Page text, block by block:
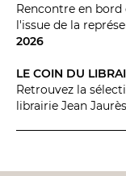
Rencontre en bord
l'issue de la
2026
LE COIN DU
Retrouvez la
librairie Jean Jaurès